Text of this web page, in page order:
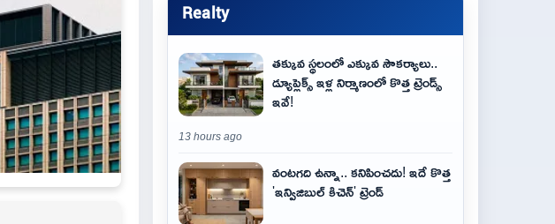
Realty
తక్కువ స్థలంలో ఎక్కువ సౌకర్యాలు..
డ్యూప్లెక్స్ ఇళ్ల నిర్మాణంలో కొత్త ట్రెండ్స్
ఇవే!
13 hours ago
వంటగది ఉన్నా.. కనిపించదు! ఇదే కొత్త
'ఇన్విజిబుల్ కిచెన్' ట్రెండ్